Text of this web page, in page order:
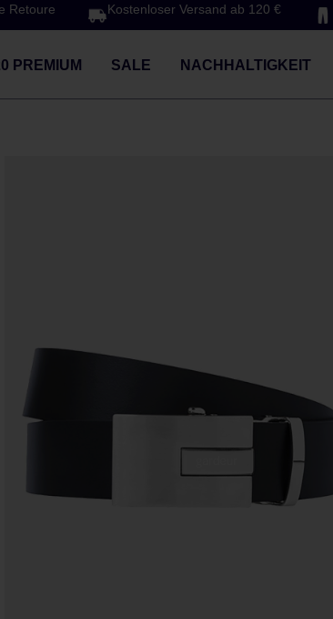
Retoure Kostenloser Versand ab 120 €
PREMIUM SALE NACHHALTIGKEIT